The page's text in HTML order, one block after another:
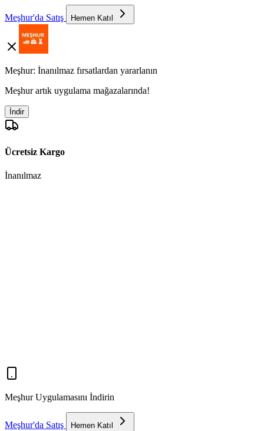
Meşhur'da Satış Hemen Katıl
Meşhur: İnanılmaz fırsatlardan yararlanın
Meşhur artık uygulama mağazalarında!
İndir
Ücretsiz Kargo
İnanılmaz
Meşhur Uygulamasını İndirin
Meşhur'da Satış Hemen Katıl